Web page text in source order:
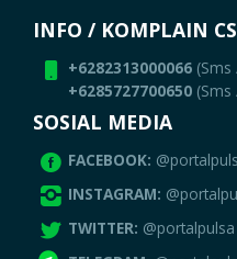
INFO / KOMPLAIN CS
+6282313000066
+6285727700650
SOSIAL MEDIA
FACEBOOK:
INSTAGRAM:
TWITTER: @portalpulsa